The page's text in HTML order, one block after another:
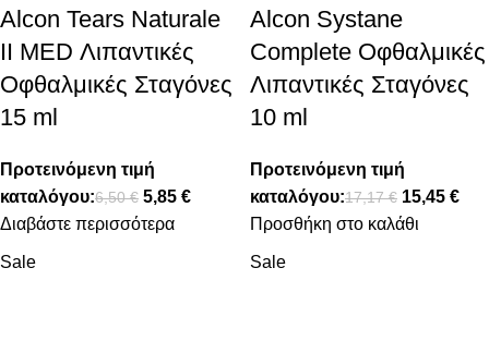
Alcon Tears Naturale
II MED Λιπαντικές
Οφθαλμικές Σταγόνες
15 ml
Προτεινόμενη τιμή
καταλόγου:6,50€ 5,85 €
Διαβάστε περισσότερα
Alcon Systane
Complete Οφθαλμικές
Λιπαντικές Σταγόνες
10 ml
Προτεινόμενη τιμή
καταλόγου:17,17€ 15,45 €
Προσθήκη στο καλάθι
Sale Sale